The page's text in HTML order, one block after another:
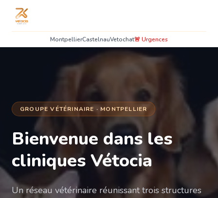
MontpellierCastelnauVetochat🚨 Urgences
GROUPE VÉTÉRINAIRE · MONTPELLIER
Bienvenue dans les
cliniques Vétocia
Un réseau vétérinaire réunissant trois structures